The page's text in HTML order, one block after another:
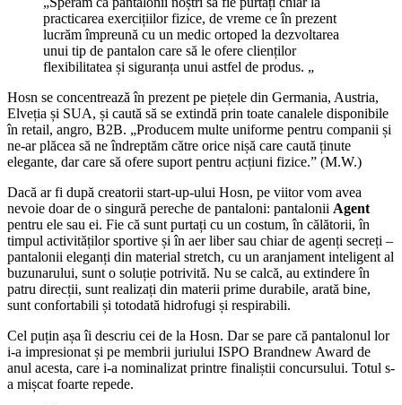
practicarea exercițiilor fizice, de vreme ce în prezent
lucrăm împreună cu un medic ortoped la dezvoltarea
unui tip de pantalon care să le ofere clienților
flexibilitatea și siguranța unui astfel de produs. „
Hosn se concentrează în prezent pe piețele din Germania, Austria,
Elveția și SUA, și caută să se extindă prin toate canalele disponibile
în retail, angro, B2B. „Producem multe uniforme pentru companii și
ne-ar plăcea să ne îndreptăm către orice nișă care caută ținute
elegante, dar care să ofere suport pentru acțiuni fizice.” (M.W.)
Dacă ar fi după creatorii start-up-ului Hosn, pe viitor vom avea
nevoie doar de o singură pereche de pantaloni: pantalonii Agent
pentru ele sau ei. Fie că sunt purtați cu un costum, în călătorii, în
timpul activităților sportive și în aer liber sau chiar de agenți secreți –
pantalonii eleganți din material stretch, cu un aranjament inteligent al
buzunarului, sunt o soluție potrivită. Nu se calcă, au extindere în
patru direcții, sunt realizați din materii prime durabile, arată bine,
sunt confortabili și totodată hidrofugi și respirabili.
Cel puțin așa îi descriu cei de la Hosn. Dar se pare că pantalonul lor
i-a impresionat și pe membrii juriului ISPO Brandnew Award de
anul acesta, care i-a nominalizat printre finaliștii concursului. Totul s-
a mișcat foarte repede.